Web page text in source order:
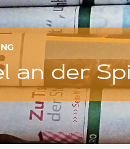
an der